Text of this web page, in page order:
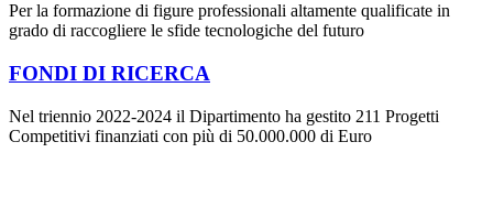
Per la formazione di figure professionali altamente qualificate in
grado di raccogliere le sfide tecnologiche del futuro
FONDI DI RICERCA
Nel triennio 2022-2024 il Dipartimento ha gestito 211 Progetti
Competitivi finanziati con più di 50.000.000 di Euro